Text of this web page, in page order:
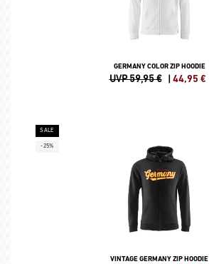
GERMANY COLOR ZIP HOODIE
UVP 59,95 € | 44,95 €
SALE
-25%
VINTAGE GERMANY ZIP HOODIE